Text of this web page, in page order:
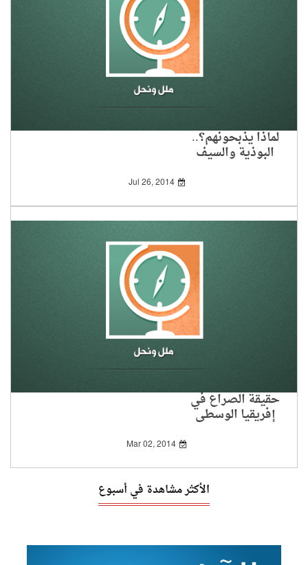
لماذا يذبحونهم؟..
البوذية والسيف
Jul 26, 2014
حقيقة الصراع في
إفريقيا الوسطى
Mar 02, 2014
الأكثر مشاهدة في أسبوع